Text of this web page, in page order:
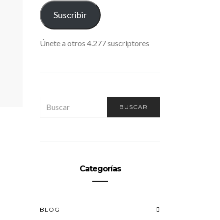
ELECTRÓNICO
Suscribir
Únete a otros 4.277 suscriptores
FOR:
BUSCAR
Categorías
BLOG